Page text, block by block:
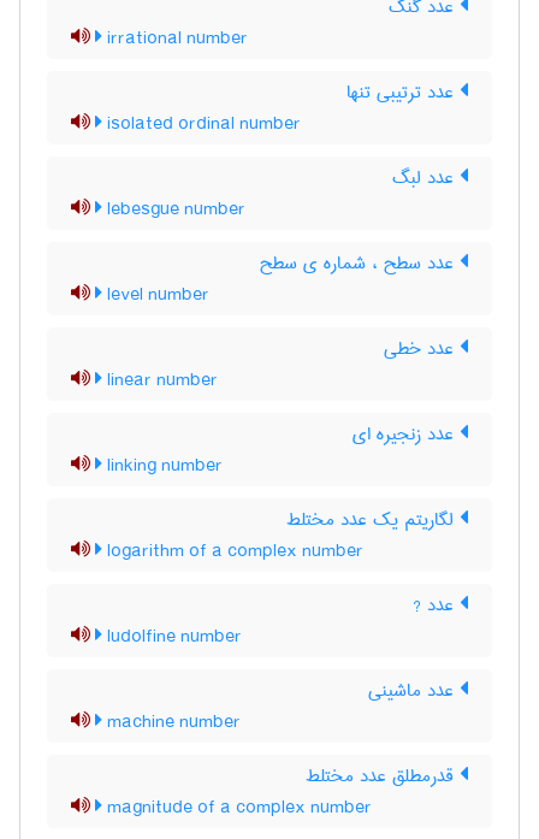
عدد گنگ
irrational number
عدد ترتیبی تنها
isolated ordinal number
عدد لبگ
lebesgue number
عدد سطح ، شماره ی سطح
level number
عدد خطی
linear number
عدد زنجیره ای
linking number
لگاریتم یک عدد مختلط
logarithm of a complex number
عدد ?
ludolfine number
عدد ماشینی
machine number
قدرمطلق عدد مختلط
magnitude of a complex number